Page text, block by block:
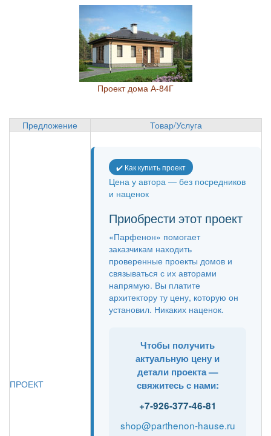
Проект дома А-84Г
Предложение Товар/Услуга
ПРОЕКТ
✔️ Как купить проект
Цена у автора — без посредников
и наценок
Приобрести этот проект
«Парфенон» помогает
заказчикам находить
проверенные проекты домов и
связываться с их авторами
напрямую. Вы платите
архитектору ту цену, которую он
установил. Никаких наценок.
Чтобы получить
актуальную цену и
детали проекта —
свяжитесь с нами:
+7-926-377-46-81
shop@parthenon-hause.ru